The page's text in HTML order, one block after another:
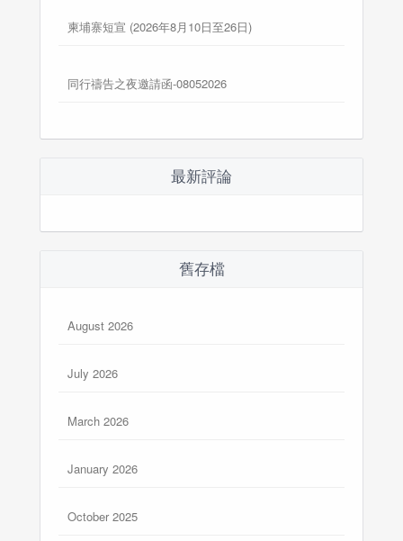
柬埔寨短宣 (2026年8月10日至26日)
同行禱告之夜邀請函-08052026
最新評論
舊存檔
August 2026
July 2026
March 2026
January 2026
October 2025